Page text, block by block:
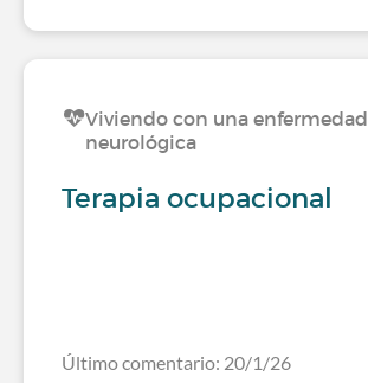
Viviendo con una enfermedad
neurológica
Terapia ocupacional
Último comentario: 20/1/26